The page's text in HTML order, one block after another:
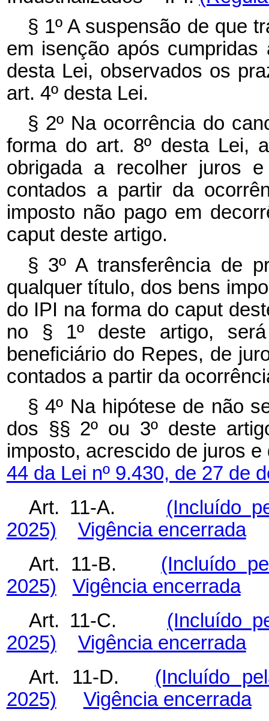
§ 1º A suspensão de que
em isenção após
desta Lei, observados os
art. 4º desta Lei.
§ 2º Na ocorrência do
forma do art. 8º desta Lei,
obrigada a recolher juros
contados a partir da
imposto não pago em
caput deste artigo.
§ 3º A transferência de
qualquer título, dos bens
do IPI na forma do caput
no § 1º deste artigo,
beneficiário do Repes, de
contados a partir da
§ 4º Na hipótese de não
dos §§ 2º ou 3º deste
imposto, acrescido de juros
44 da Lei nº 9.430, de 27 de
Art. 11-A. (Incluído
2025)
Vigência encerrada
Art. 11-B. (Incluído
2025)
Vigência encerrada
Art. 11-C. (Incluído
2025)
Vigência encerrada
Art. 11-D. (Incluído
2025)
Vigência encerrada